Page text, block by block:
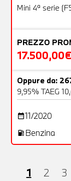
Mini 4ª serie
PREZZO
17.500,00€
Oppure da:
9,95% TAEG
date_range11/2020
local_gas_station Benzina
1 2 3